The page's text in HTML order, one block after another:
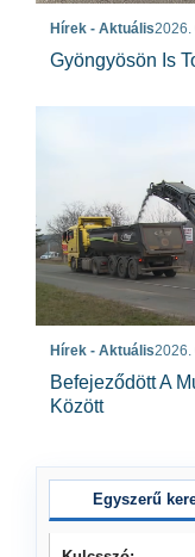
Hírek - Aktuális2026.
Gyöngyösön Is
Hírek - Aktuális2026.
Befejeződött A
Között
Egyszerű